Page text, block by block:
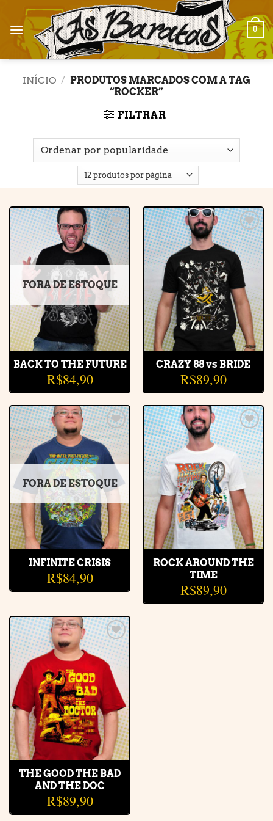
content
0
INÍCIO / PRODUTOS MARCADOS COM A TAG
“ROCKER”
FILTRAR
Adicionar
à lista de
desejos
FORA DE ESTOQUE
BACK TO THE FUTURE
R$84,90
Adicionar
à lista de
desejos
CRAZY 88 vs BRIDE
R$89,90
Adicionar
à lista de
desejos
FORA DE ESTOQUE
INFINITE CRISIS
R$84,90
Adicionar
à lista de
desejos
ROCK AROUND THE
TIME
R$89,90
Adicionar
à lista de
desejos
THE GOOD THE BAD
AND THE DOC
R$89,90